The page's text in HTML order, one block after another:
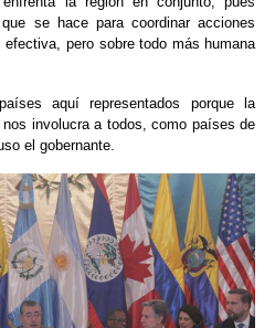
se hace para coordinar acciones
pero sobre todo más humana
aquí representados porque la
involucra a todos, como países de
el gobernante.